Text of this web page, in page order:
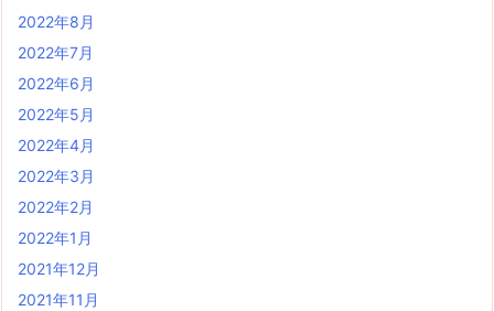
2022年8月
2022年7月
2022年6月
2022年5月
2022年4月
2022年3月
2022年2月
2022年1月
2021年12月
2021年11月